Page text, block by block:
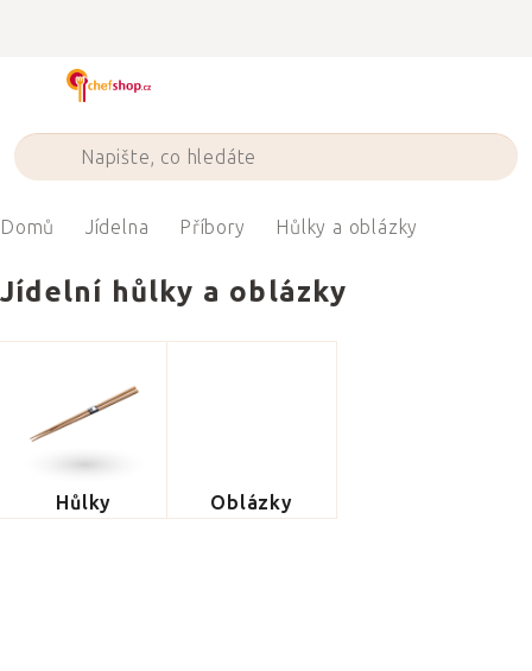
Domů Jídelna Příbory Hůlky a oblázky
Jídelní hůlky a oblázky
Hůlky Oblázky